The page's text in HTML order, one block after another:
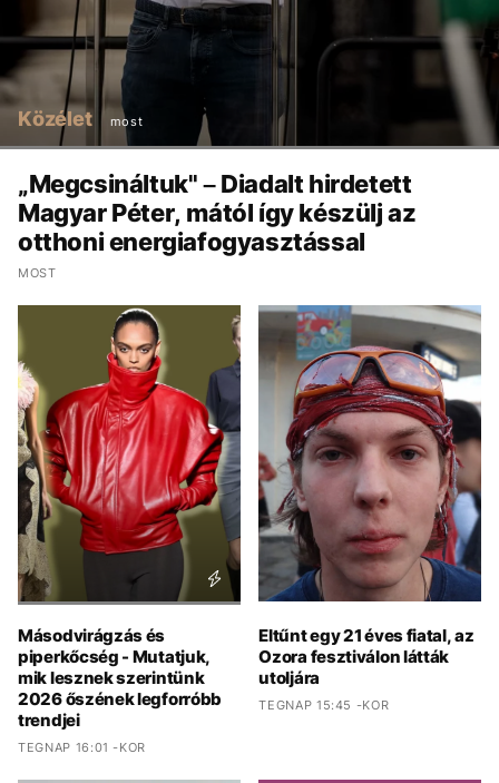
Közélet most
„Megcsináltuk" – Diadalt hirdetett
Magyar Péter, mától így készülj az
otthoni energiafogyasztással
MOST
Másodvirágzás és
piperkőcség - Mutatjuk,
mik lesznek szerintünk
2026 őszének legforróbb
trendjei
TEGNAP 16:01 -KOR
Eltűnt egy 21 éves fiatal, az
Ozora fesztiválon látták
utoljára
TEGNAP 15:45 -KOR